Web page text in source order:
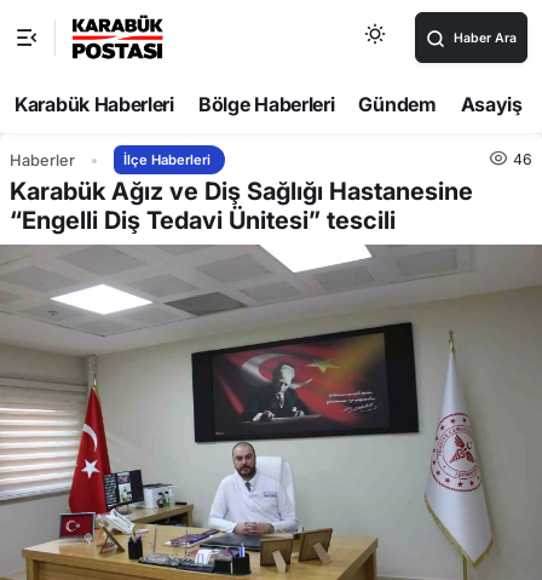
Haber Ara
Karabük Haberleri Bölge Haberleri Gündem Asayiş
Haberler İlçe Haberleri 46
Karabük Ağız ve Diş Sağlığı Hastanesine
“Engelli Diş Tedavi Ünitesi” tescili